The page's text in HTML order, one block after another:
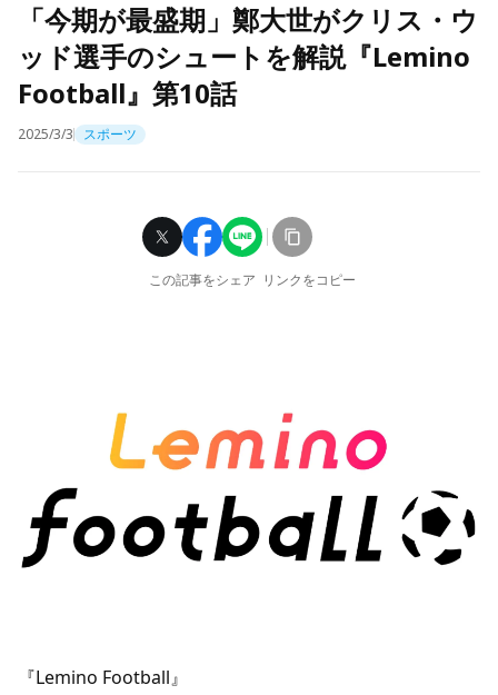
「今期が最盛期」鄭大世がクリス・ウ
ッド選手のシュートを解説『Lemino
Football』第10話
2025/3/3 スポーツ
この記事をシェア リンクをコピー
『Lemino Football』